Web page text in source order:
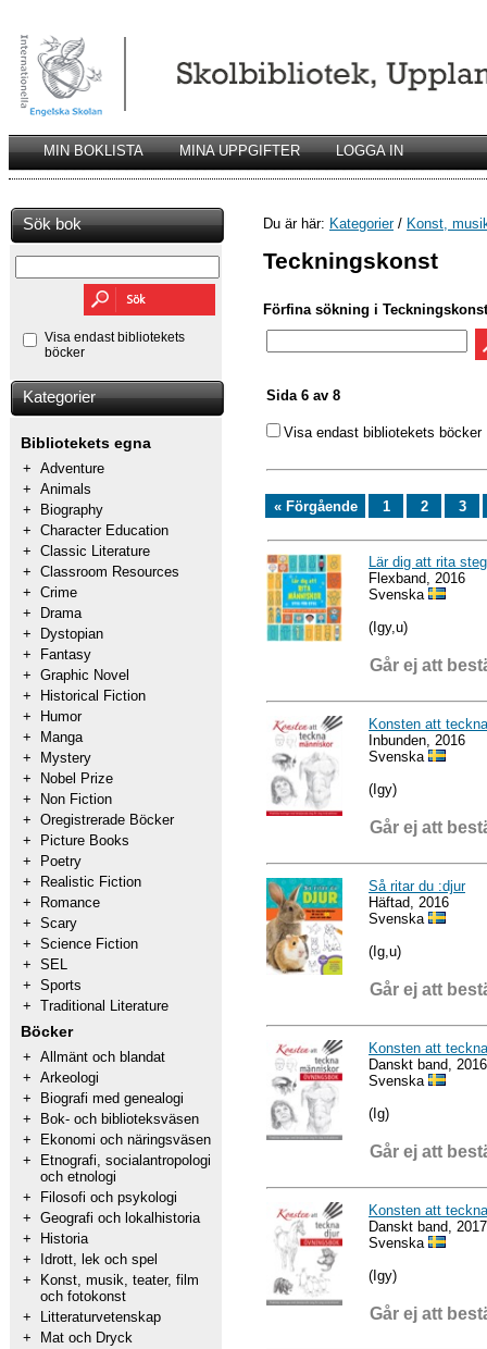
MIN BOKLISTA MINA UPPGIFTER LOGGA IN
Sök bok
Visa endast bibliotekets
böcker
Kategorier
Bibliotekets egna
+ Adventure
+ Animals
+
Biography
+ Character Education
+ Classic Literature
+ Classroom Resources
+ Crime
+
Drama
+
Dystopian
+
Fantasy
+ Graphic Novel
+
Historical Fiction
+
Humor
+
Manga
+
Mystery
+
Nobel Prize
+
Non Fiction
+ Oregistrerade Böcker
+
Picture Books
+
Poetry
+
Realistic Fiction
+
Romance
+ Scary
+ Science Fiction
+ SEL
+ Sports
+ Traditional Literature
Böcker
+ Allmänt och blandat
+ Arkeologi
+
Biografi med genealogi
+
Bok- och biblioteksväsen
+
Ekonomi och näringsväsen
+
Etnografi, socialantropologi
och etnologi
+
Filosofi och psykologi
+ Geografi och lokalhistoria
+
Historia
+
Idrott, lek och spel
+
Konst, musik, teater, film
och fotokonst
+
Litteraturvetenskap
+
Mat och Dryck
Du är här: Kategorier/ Konst,
Teckningskonst
Förfina sökning i Teckningskonst
Sida 6 av 8
Visa endast bibliotekets böcker
« Förgående 1 2 3
Lär dig att rita
Flexband, 2016
Svenska
(Igy,u)
Går ej att
Konsten att
Inbunden, 2016
Svenska
(Igy)
Går ej att
Så ritar du :djur
Häftad, 2016
Svenska
(Ig,u)
Går ej att
Konsten att
Danskt band, 2016
Svenska
(Ig)
Går ej att
Konsten att
Danskt band, 2017
Svenska
(Igy)
Går ej att